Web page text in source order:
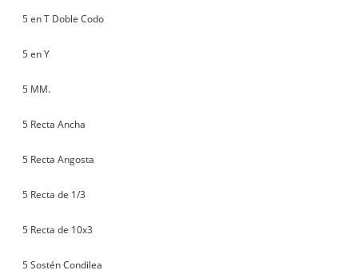
5 en T Doble Codo
5 en Y
5 MM.
5 Recta Ancha
5 Recta Angosta
5 Recta de 1/3
5 Recta de 10x3
5 Sostén Condilea